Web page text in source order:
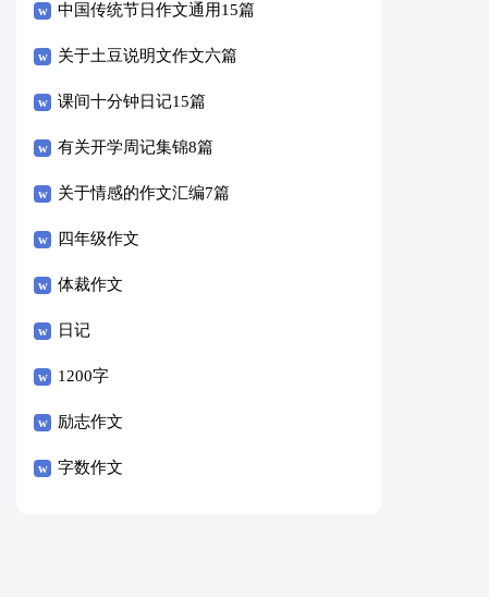
中国传统节日作文通用15篇
关于土豆说明文作文六篇
课间十分钟日记15篇
有关开学周记集锦8篇
关于情感的作文汇编7篇
四年级作文
体裁作文
日记
1200字
励志作文
字数作文